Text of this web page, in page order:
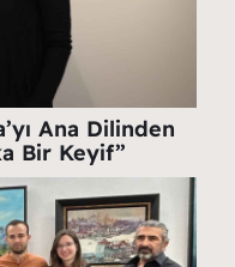
Ana Dilinden
Bir Keyif”